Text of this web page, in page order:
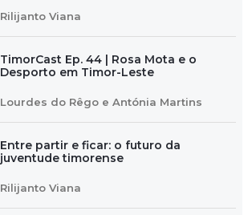
Rilijanto Viana
TimorCast Ep. 44 | Rosa Mota e o
Desporto em Timor-Leste
Lourdes do Rêgo e Antónia Martins
Entre partir e ficar: o futuro da
juventude timorense
Rilijanto Viana